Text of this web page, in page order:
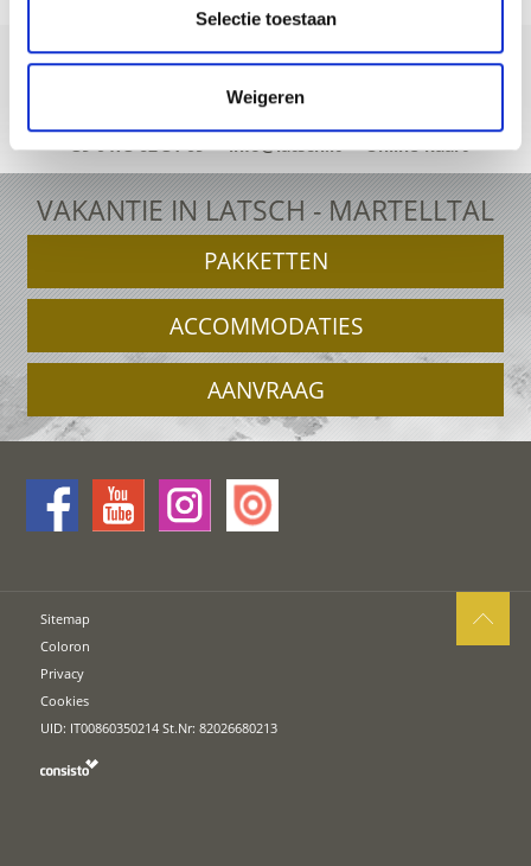
Selectie toestaan
Weigeren
+39 0473 62 31 09 info@latsch.it Online-kaart
VAKANTIE IN LATSCH - MARTELLTAL
PAKKETTEN
ACCOMMODATIES
AANVRAAG
Sitemap
Coloron
Privacy
Cookies
UID: IT00860350214 St.Nr: 82026680213